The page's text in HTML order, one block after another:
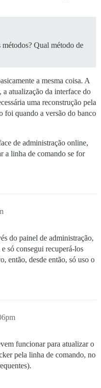
métodos? Qual método de
a mesma coisa. A
a atualização da interface do
uma reconstrução pela
foi quando a versão do banco
de administração online,
a linha de comando se for
do painel de administração,
só consegui recuperá-los
então, desde então, só uso o
funcionar para atualizar o
pela linha de comando, no